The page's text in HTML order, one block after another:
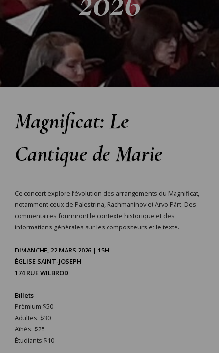
Magnificat: Le
Cantique de Marie
Ce concert explore l’évolution des arrangements du Magnificat,
notamment ceux de Palestrina, Rachmaninov et Arvo Pärt. Des
commentaires fourniront le contexte historique et des
informations générales sur les compositeurs et le texte.
DIMANCHE, 22 MARS 2026 | 15H
ÉGLISE SAINT-JOSEPH
174 RUE WILBROD
Billets
Prémium $50
Adultes: $30
Aînés: $25
Étudiants:$10